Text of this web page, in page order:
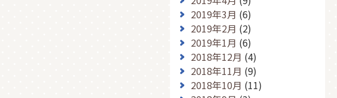
2019年3月 (6)
2019年2月 (2)
2019年1月 (6)
2018年12月 (4)
2018年11月 (9)
2018年10月 (11)